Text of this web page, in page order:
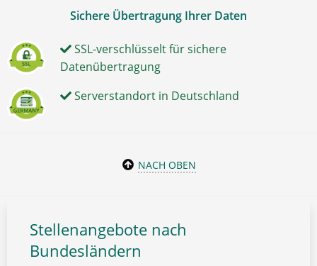
Sichere Übertragung Ihrer Daten
SSL-verschlüsselt für sichere
Datenübertragung
Serverstandort in Deutschland
NACH OBEN
Stellenangebote nach
Bundesländern